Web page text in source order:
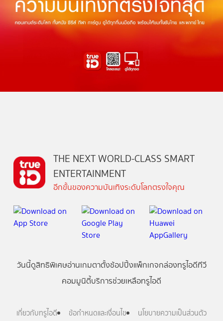
THE NEXT WORLD-CLASS SMART
ENTERTAINMENT
อีกขั้นของความบันเทิงระดับโลกตรงใจคุณ
วันนี้ดูสิทธิพิเศษอ่านเกมตาตั้งช้อปปิ้งแพ็กเกจกล่องทรูไอดีทีวี
คอมมูนิตี้บริการช่วยเหลือทรูไอดี
เกี่ยวกับทรูไอดี ข้อกำหนดและเงื่อนไข นโยบายความเป็นส่วนตัว